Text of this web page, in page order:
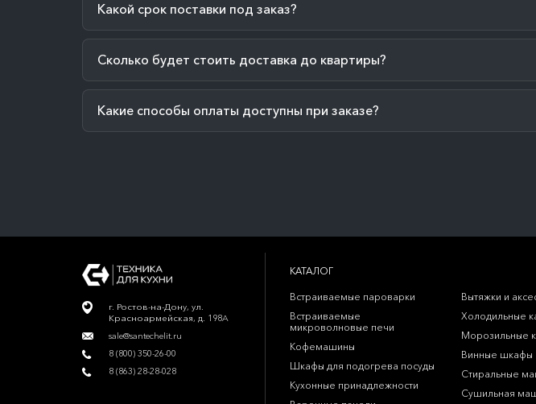
Какой срок поставки под заказ?
Сколько будет стоить доставка до квартиры?
Какие способы оплаты доступны при заказе?
г. Ростов-на-Дону, ул.
Красноармейская, д. 198А
sale@santechelit.ru
8 (800) 350-26-00
8 (863) 28-28-028
КАТАЛОГ
Встраиваемые пароварки
Встраиваемые
микроволновые печи
Кофемашины
Шкафы для подогрева посуды
Кухонные принадлежности
Вытяжки и
Холодильные
Морозильные
Винные шкафы
Стиральные
Сушильная